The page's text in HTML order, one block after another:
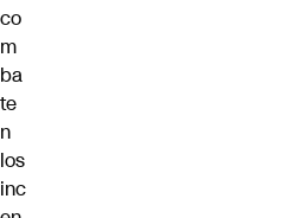
co
m
ba
te
n
los
inc